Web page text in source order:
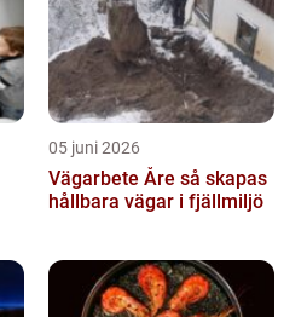
05 juni 2026
Vägarbete Åre så skapas
hållbara vägar i fjällmiljö